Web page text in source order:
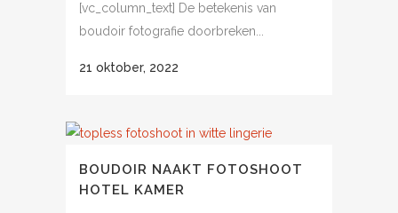
[vc_column_text] De betekenis van
boudoir fotografie doorbreken...
21 oktober, 2022
BOUDOIR NAAKT FOTOSHOOT
HOTEL KAMER